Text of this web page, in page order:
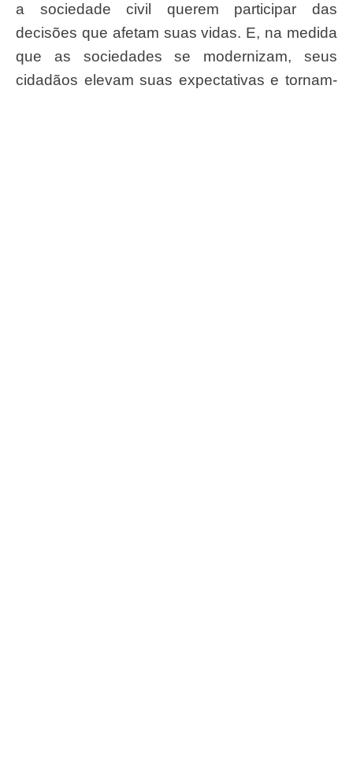
a sociedade civil querem participar das
decisões que afetam suas vidas. E, na medida
que as sociedades se modernizam, seus
cidadãos elevam suas expectativas e tornam-